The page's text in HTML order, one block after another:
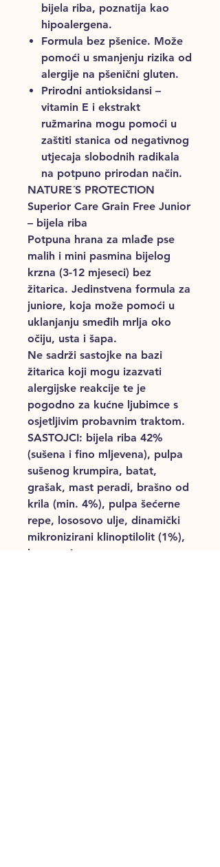
bijela riba, poznatija kao
hipoalergena.
Formula bez pšenice. Može
pomoći u smanjenju rizika od
alergije na pšenični gluten.
Prirodni antioksidansi –
vitamin E i ekstrakt
ružmarina mogu pomoći u
zaštiti stanica od negativnog
utjecaja slobodnih radikala
na potpuno prirodan način.
NATURE´S PROTECTION
Superior Care Grain Free Junior
– bijela riba
Potpuna hrana za mlađe pse
malih i mini pasmina bijelog
krzna (3-12 mjeseci) bez
žitarica. Jedinstvena formula za
juniore, koja može pomoći u
uklanjanju smeđih mrlja oko
očiju, usta i šapa.
Ne sadrži sastojke na bazi
žitarica koji mogu izazvati
alergijske reakcije te je
pogodno za kućne ljubimce s
osjetljivim probavnim traktom.
SASTOJCI: bijela riba 42%
(sušena i fino mljevena), pulpa
sušenog krumpira, batat,
grašak, mast peradi, brašno od
krila (min. 4%), pulpa šećerne
repe, lososovo ulje, dinamički
mikronizirani klinoptilolit (1%),
laneno sjeme ,